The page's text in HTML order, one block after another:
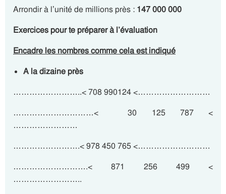
Arrondir à l’unité de millions près : 147 000 000
Exercices pour te préparer à l’évaluation
Encadre les nombres comme cela est indiqué
A la dizaine près
……………………..< 708 990124 <………………………
…………………………< 30 125 787 <
……………………
…………………….< 978 450 765 <………………………
……………………….< 871 256 499 <
……………………..